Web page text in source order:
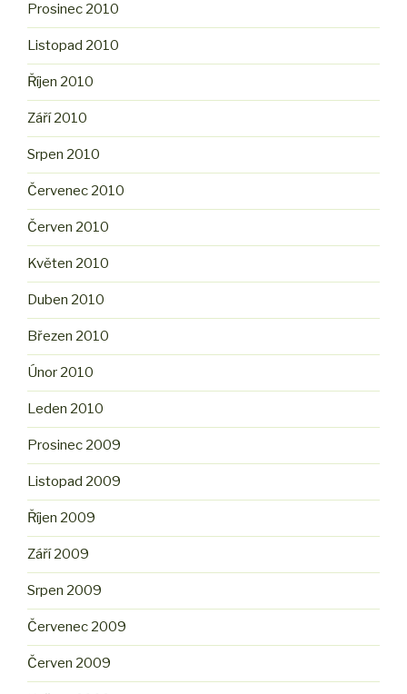
Prosinec 2010
Listopad 2010
Říjen 2010
Září 2010
Srpen 2010
Červenec 2010
Červen 2010
Květen 2010
Duben 2010
Březen 2010
Únor 2010
Leden 2010
Prosinec 2009
Listopad 2009
Říjen 2009
Září 2009
Srpen 2009
Červenec 2009
Červen 2009